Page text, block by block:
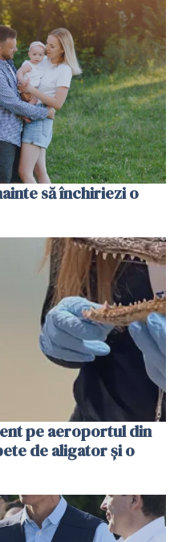
să închiriezi o
pe aeroportul din
de aligator și o